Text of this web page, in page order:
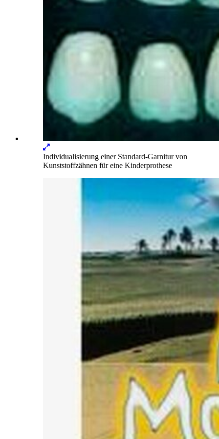
Lightbox
öffnen
Individualisierung einer Standard-Garnitur von
Kunststoffzähnen für eine Kinderprothese